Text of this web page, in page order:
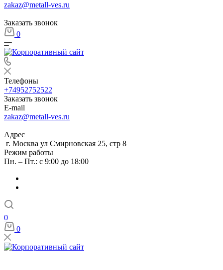
zakaz@metall-ves.ru
Заказать звонок
0
Телефоны
+74952752522
Заказать звонок
E-mail
zakaz@metall-ves.ru
Адрес
г. Москва ул Смирновская 25, стр 8
Режим работы
Пн. – Пт.: с 9:00 до 18:00
0
0